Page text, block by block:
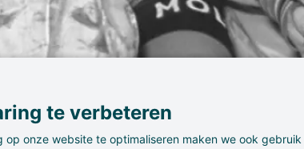
te verbeteren
onze website te optimaliseren maken we ook